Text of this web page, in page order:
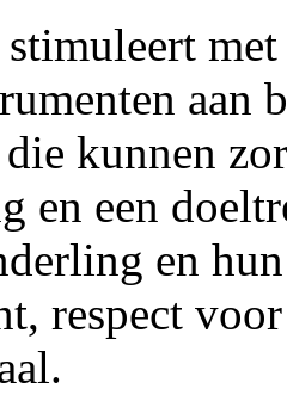
kunnen
en een
en
respect